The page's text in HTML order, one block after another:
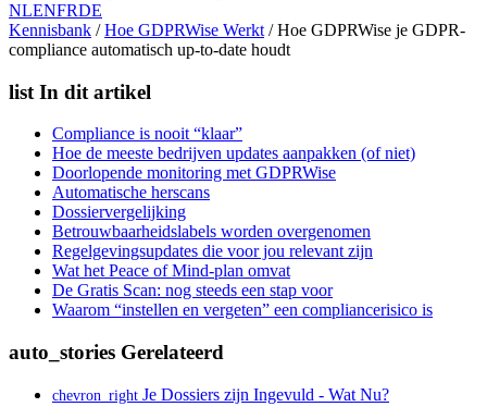
NLENFRDE
Kennisbank / Hoe GDPRWise Werkt / Hoe GDPRWise je GDPR-
compliance automatisch up-to-date houdt
list In dit artikel
Compliance is nooit “klaar”
Hoe de meeste bedrijven updates aanpakken (of niet)
Doorlopende monitoring met GDPRWise
Automatische herscans
Dossiervergelijking
Betrouwbaarheidslabels worden overgenomen
Regelgevingsupdates die voor jou relevant zijn
Wat het Peace of Mind-plan omvat
De Gratis Scan: nog steeds een stap voor
Waarom “instellen en vergeten” een compliancerisico is
auto_stories Gerelateerd
chevron_right Je Dossiers zijn Ingevuld - Wat Nu?